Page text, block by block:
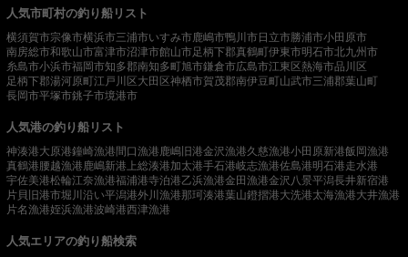
人気市町村の釣り船リスト
横須賀市宗像市横浜市三浦市いすみ市鹿嶋市鴨川市日立市勝浦市小田原市
南房総市和歌山市富津市沼津市館山市足柄下郡真鶴町伊東市明石市北九州市
糸島市小浜市福岡市知多郡南知多町旭市鎌倉市広島市江東区熱海市品川区
足柄下郡湯河原町江戸川区大田区神栖市賀茂郡南伊豆町山武市三浦郡葉山町
長岡市平塚市銚子市境港市
人気港の釣り船リスト
神湊港大原港鐘崎漁港間口漁港 鹿嶋旧港金沢漁港久慈漁港小田原新港飯岡漁港
真鶴港腰越漁港 鹿嶋新港 上総湊港加太港手石港岐志漁港佐島港明石港走水港
宇佐美港松輪江奈漁港福浦港寺泊港乙浜漁港金田漁港金沢八景平潟長井新宿港
片貝旧港市堀川沿い平潟港外川漁港那珂湊港葉山鐙摺港大洗港太海漁港大井漁港
片名漁港姪浜漁港波崎港西津漁港
人気エリアの釣り船検索